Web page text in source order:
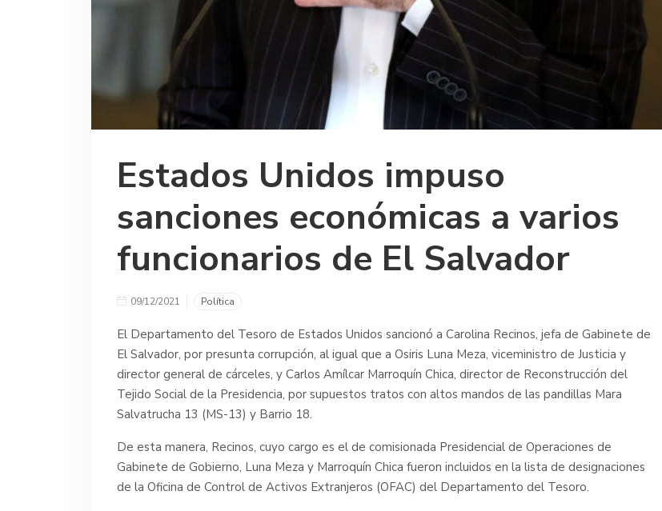
Estados Unidos impuso
sanciones económicas a varios
funcionarios de El Salvador
09/12/2021 Política
El Departamento del Tesoro de Estados Unidos sancionó a Carolina Recinos, jefa de Gabinete de
El Salvador, por presunta corrupción, al igual que a Osiris Luna Meza, viceministro de Justicia y
director general de cárceles, y Carlos Amílcar Marroquín Chica, director de Reconstrucción del
Tejido Social de la Presidencia, por supuestos tratos con altos mandos de las pandillas Mara
Salvatrucha 13 (MS-13) y Barrio 18.
De esta manera, Recinos, cuyo cargo es el de comisionada Presidencial de Operaciones de
Gabinete de Gobierno, Luna Meza y Marroquín Chica fueron incluidos en la lista de designaciones
de la Oficina de Control de Activos Extranjeros (OFAC) del Departamento del Tesoro.